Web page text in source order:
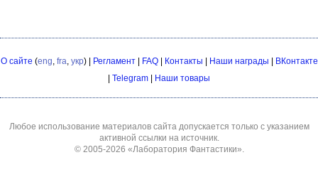
О сайте (eng, fra, укр) | Регламент| FAQ| Контакты Наши награды
ВКонтакте
Telegram Наши товары
Любое использование материалов сайта допускается только с указанием
активной ссылки на источник.
© 2005-2026 «Лаборатория Фантастики».